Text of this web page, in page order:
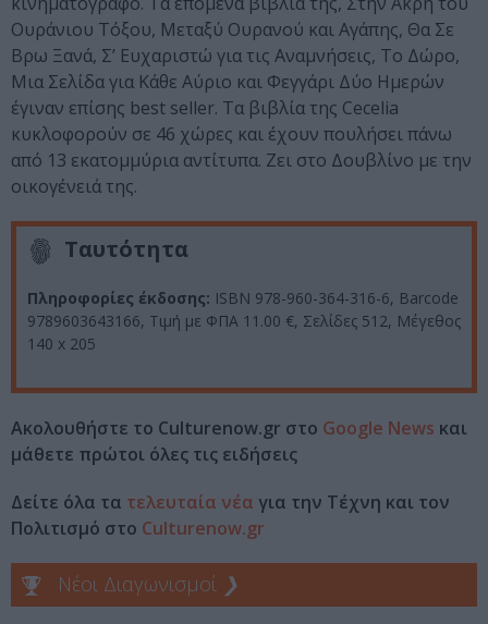
Ουράνιου Τόξου, Μεταξύ Ουρανού και Αγάπης, Θα Σε
Βρω Ξανά, Σ’ Ευχαριστώ για τις Αναμνήσεις, Το Δώρο,
Μια Σελίδα για Κάθε Αύριο και Φεγγάρι Δύο Ημερών
έγιναν επίσης best seller. Τα βιβλία της Cecelia
κυκλοφορούν σε 46 χώρες και έχουν πουλήσει πάνω
από 13 εκατομμύρια αντίτυπα. Ζει στο Δουβλίνο με την
οικογένειά της.
Ταυτότητα
Πληροφορίες έκδοσης: ISBN 978-960-364-316-6, Barcode
9789603643166, Τιμή με ΦΠΑ 11.00 €, Σελίδες 512, Μέγεθος
140 x 205
Ακολουθήστε το Culturenow.gr στο Google News και
μάθετε πρώτοι όλες τις ειδήσεις
Δείτε όλα τα τελευταία νέα για την Τέχνη και τον
Πολιτισμό στο Culturenow.gr
Νέοι Διαγωνισμοί ❯